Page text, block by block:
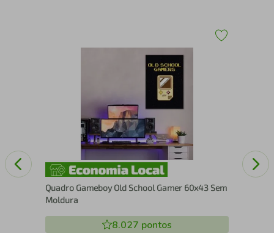
Quadro Gameboy Old School Gamer 60x43 Sem
Moldura
8.027 pontos